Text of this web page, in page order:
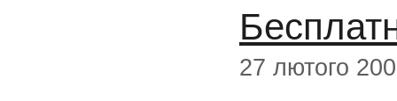
27 лютого